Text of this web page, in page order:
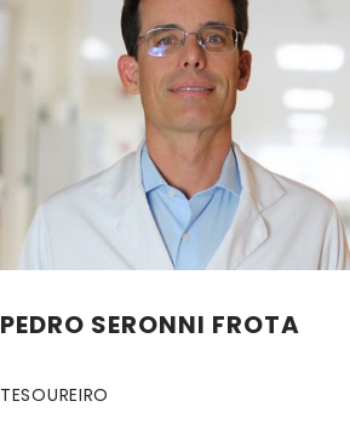
PEDRO SERONNI FROTA
TESOUREIRO